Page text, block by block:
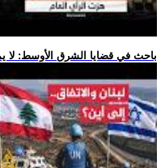
.. باحث في قضايا الشرق الأوسط: لا